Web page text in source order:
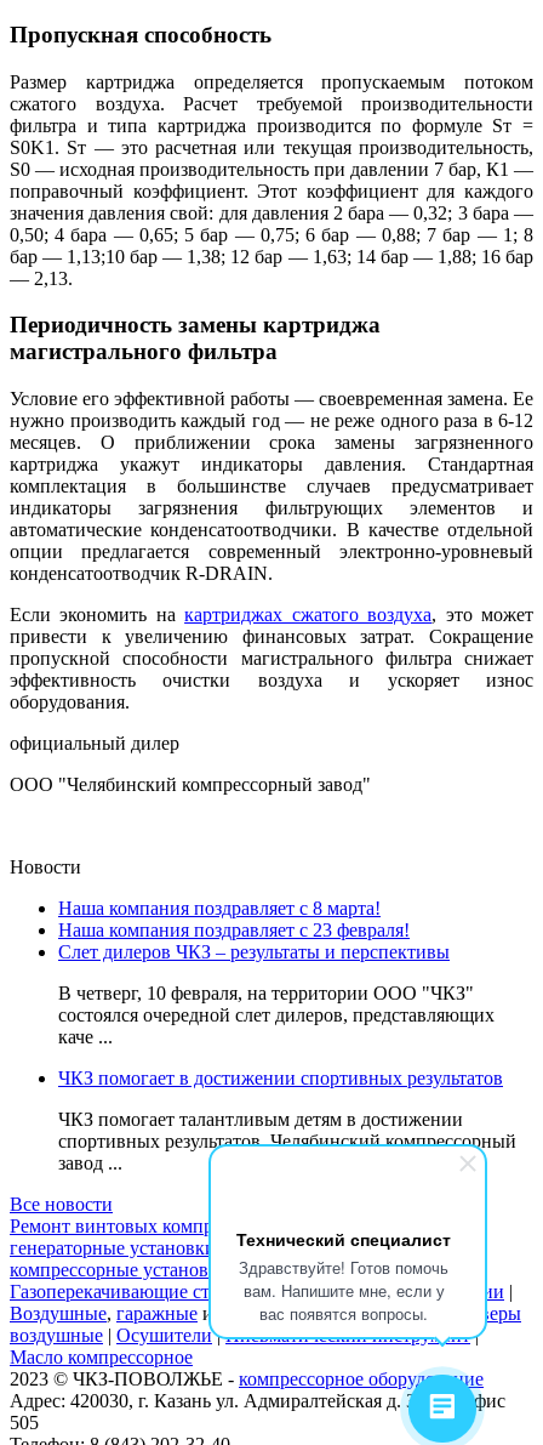
Технический специалист
Здравствуйте! Готов помочь
вам. Напишите мне, если у
вас появятся вопросы.
Пропускная способность
Размер картриджа определяется пропускаемым потоком
сжатого воздуха. Расчет требуемой производительности
фильтра и типа картриджа производится по формуле Sт =
S0K1. Sт — это расчетная или текущая производительность,
S0 — исходная производительность при давлении 7 бар, К1 —
поправочный коэффициент. Этот коэффициент для каждого
значения давления свой: для давления 2 бара — 0,32; 3 бара —
0,50; 4 бара — 0,65; 5 бар — 0,75; 6 бар — 0,88; 7 бар — 1; 8
бар — 1,13;10 бар — 1,38; 12 бар — 1,63; 14 бар — 1,88; 16 бар
— 2,13.
Периодичность замены картриджа
магистрального фильтра
Условие его эффективной работы — своевременная замена. Ее
нужно производить каждый год — не реже одного раза в 6-12
месяцев. О приближении срока замены загрязненного
картриджа укажут индикаторы давления. Стандартная
комплектация в большинстве случаев предусматривает
индикаторы загрязнения фильтрующих элементов и
автоматические конденсатоотводчики. В качестве отдельной
опции предлагается современный электронно-уровневый
конденсатоотводчик R-DRAIN.
Если экономить накартриджах сжатого воздуха, это может
привести к увеличению финансовых затрат. Сокращение
пропускной способности магистрального фильтра снижает
эффективность очистки воздуха и ускоряет износ
оборудования.
официальный дилер
ООО "Челябинский компрессорный завод"
Новости
Наша компания поздравляет с 8 марта!
Наша компания поздравляет с 23 февраля!
Слет дилеров ЧКЗ – результаты и перспективы
В четверг, 10 февраля, на территории ООО "ЧКЗ"
состоялся очередной слет дилеров, представляющих
каче ...
ЧКЗ помогает в достижении спортивных результатов
ЧКЗ помогает талантливым детям в достижении
спортивных результатов. Челябинский компрессорный
завод ...
Все новости
Ремонт винтовых компрессоров
генераторные установки
Где купить компрессорыи
компрессорные установки
|Воздуходувки
Газоперекачивающие станции| Дизельные электростанции |
Воздушные, гаражные и поршневые компрессоры
Ресиверы
воздушные | Осушители|Пневматический инструмент|
Масло компрессорное
2023 © ЧКЗ-ПОВОЛЖЬЕ - компрессорное оборудование
Адрес: 420030, г. Казань ул. Адмиралтейская д. 3, к. 1, офис
505